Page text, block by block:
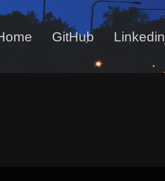
GitHub Linkedin